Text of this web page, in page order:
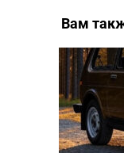
Вам